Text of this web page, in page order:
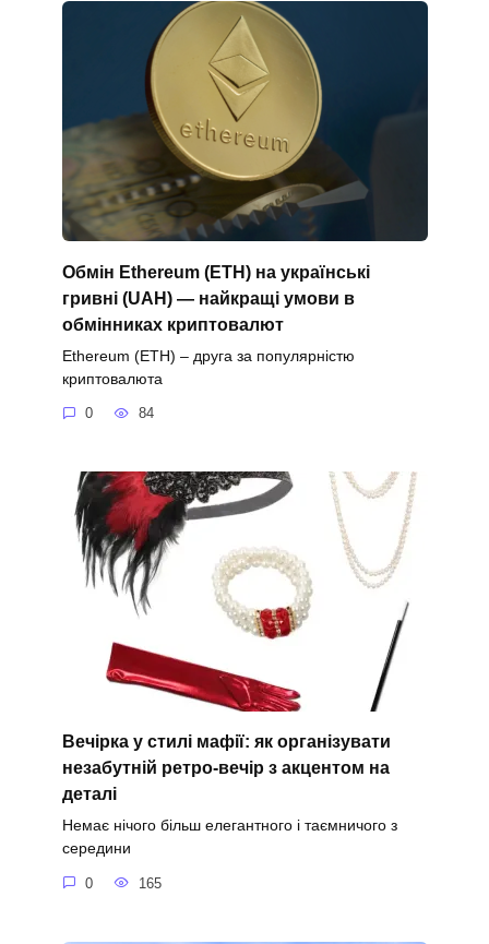
Обмін Ethereum (ETH) на українські
гривні (UAH) — найкращі умови в
обмінниках криптовалют
Ethereum (ETH) – друга за популярністю
криптовалюта
0 84
Вечірка у стилі мафії: як організувати
незабутній ретро-вечір з акцентом на
деталі
Немає нічого більш елегантного і таємничого з
середини
0 165